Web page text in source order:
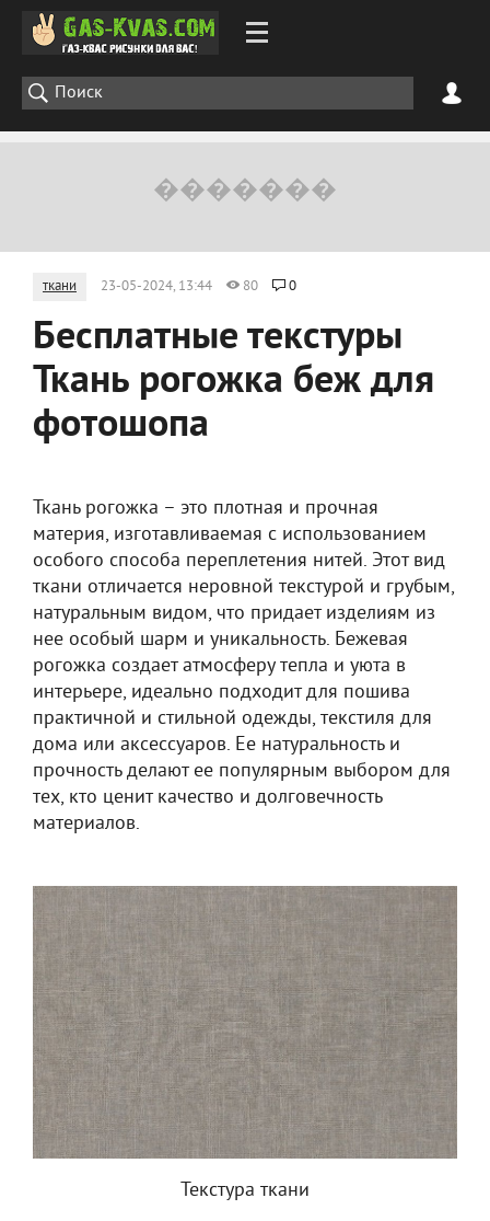
ткани 23-05-2024, 13:44 80 0
Бесплатные текстуры
Ткань рогожка беж для
фотошопа
Ткань рогожка – это плотная и прочная
материя, изготавливаемая с использованием
особого способа переплетения нитей. Этот вид
ткани отличается неровной текстурой и грубым,
натуральным видом, что придает изделиям из
нее особый шарм и уникальность. Бежевая
рогожка создает атмосферу тепла и уюта в
интерьере, идеально подходит для пошива
практичной и стильной одежды, текстиля для
дома или аксессуаров. Ее натуральность и
прочность делают ее популярным выбором для
тех, кто ценит качество и долговечность
материалов.
Текстура ткани